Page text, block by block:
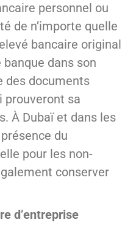
personnel ou
de n’importe quelle
bancaire original
dans son
des documents
prouveront sa
À Dubaï et dans les
du
pour les non-
conserver
d’entreprise